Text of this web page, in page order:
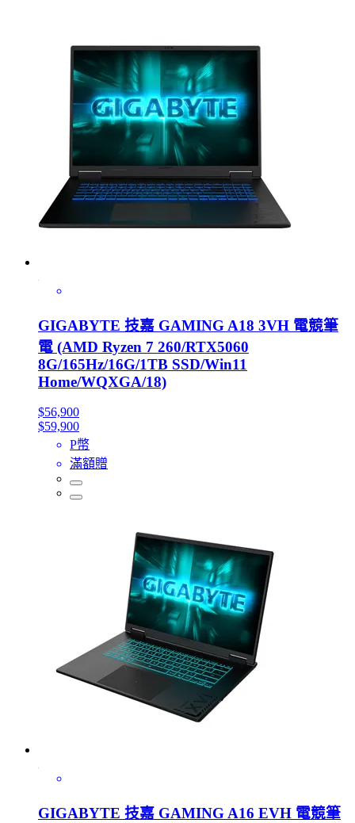
GIGABYTE 技嘉 GAMING A18 3VH 電競筆
電 (AMD Ryzen 7 260/RTX5060
8G/165Hz/16G/1TB SSD/Win11
Home/WQXGA/18)
$56,900
$59,900
P幣
滿額贈
GIGABYTE 技嘉 GAMING A16 EVH 電競筆